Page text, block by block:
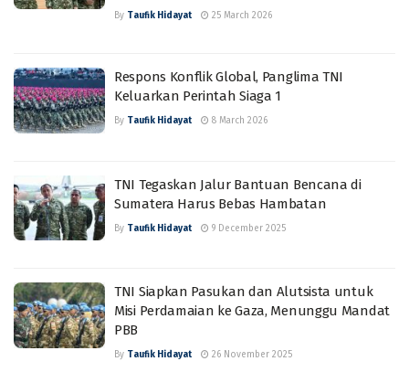
By Taufik Hidayat 25 March 2026
Respons Konflik Global, Panglima TNI
Keluarkan Perintah Siaga 1
By Taufik Hidayat 8 March 2026
TNI Tegaskan Jalur Bantuan Bencana di
Sumatera Harus Bebas Hambatan
By Taufik Hidayat 9 December 2025
TNI Siapkan Pasukan dan Alutsista untuk
Misi Perdamaian ke Gaza, Menunggu Mandat
PBB
By Taufik Hidayat 26 November 2025